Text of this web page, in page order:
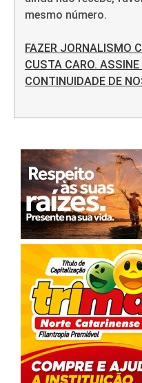
mesmo número.
FAZER JORNALISMO
CUSTA CARO.
CONTINUIDADE DE